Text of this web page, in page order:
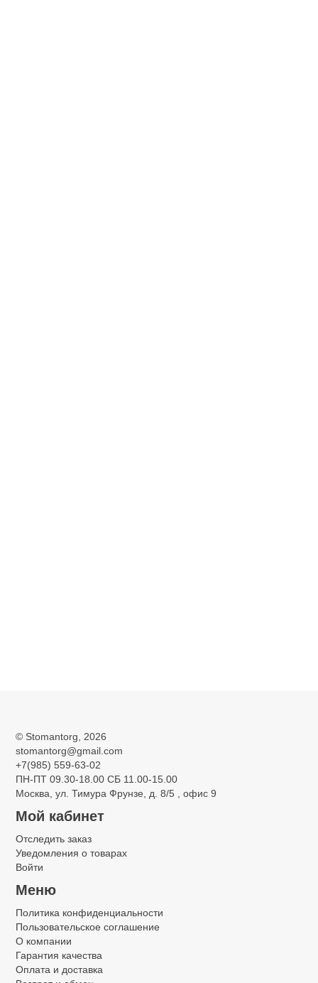
© Stomantorg , 2026
stomantorg@gmail.com
+7(985) 559-63-02
ПН-ПТ 09.30-18.00 СБ 11.00-15.00
Москва, ул. Тимура Фрунзе, д. 8/5 , офис 9
Мой кабинет
Отследить заказ
Уведомления о товарах
Войти
Меню
Политика конфиденциальности
Пользовательское соглашение
О компании
Гарантия качества
Оплата и доставка